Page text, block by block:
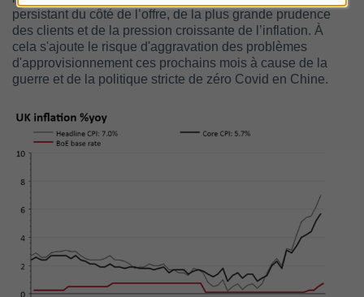
persistant du côté de l’offre, de la plus grande prudence
des clients et de la pression croissante de l’inflation. À
cela s'ajoute le risque d'aggravation des problèmes
d'approvisionnement ces prochains mois à cause de la
guerre et de la politique stricte de zéro Covid en Chine.